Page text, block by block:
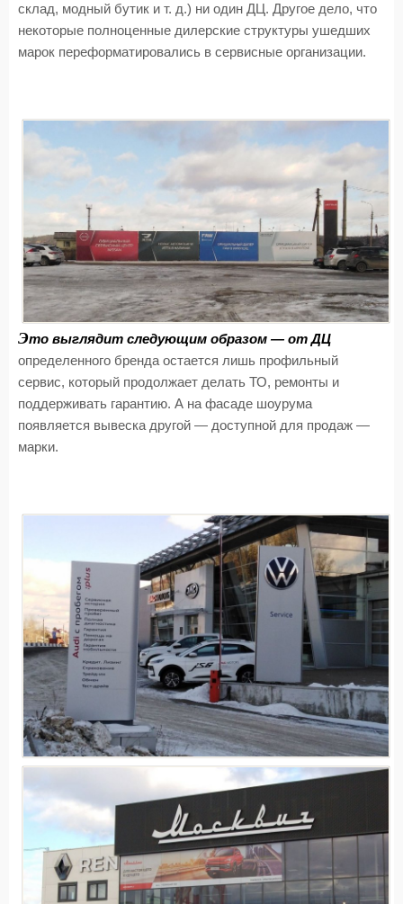
склад, модный бутик и т. д.) ни один ДЦ. Другое дело, что
некоторые полноценные дилерские структуры ушедших
марок переформатировались в сервисные организации.
Это выглядит следующим образом — от ДЦ
определенного бренда остается лишь профильный
сервис, который продолжает делать ТО, ремонты и
поддерживать гарантию. А на фасаде шоурума
появляется вывеска другой — доступной для продаж —
марки.